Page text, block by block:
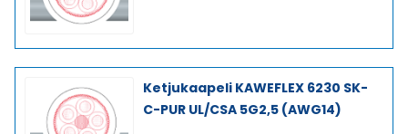
Ketjukaapeli KAWEFLEX 6230 SK-
C-PUR UL/CSA 5G2,5 (AWG14)